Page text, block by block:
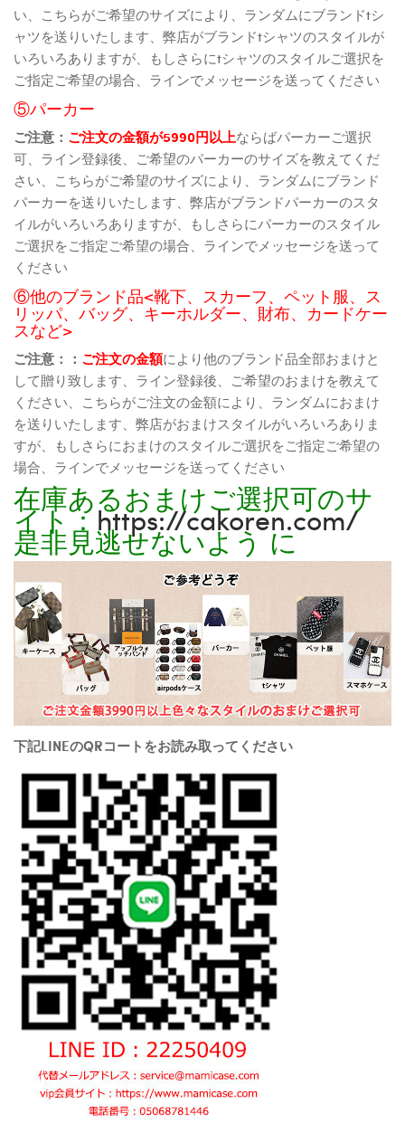
い、こちらがご希望のサイズにより、ランダムにブランドtシ
ャツを送りいたします、弊店がブランドtシャツのスタイルが
いろいろありますが、もしさらにtシャツのスタイルご選択を
ご指定ご希望の場合、ラインでメッセージを送ってください
⑤パーカー
ご注意： ご注文の金額が5990円以上ならばパーカーご選択
可、ライン登録後、ご希望のパーカーのサイズを教えてくだ
さい、こちらがご希望のサイズにより、ランダムにブランド
パーカーを送りいたします、弊店がブランドパーカーのスタ
イルがいろいろありますが、もしさらにパーカーのスタイル
ご選択をご指定ご希望の場合、ラインでメッセージを送って
ください
⑥他のブランド品<靴下、スカーフ、ペット服、ス
リッパ、バッグ、キーホルダー、財布、カードケー
スなど>
ご注意：： ご注文の金額により他のブランド品全部おまけと
して贈り致します、ライン登録後、ご希望のおまけを教えて
ください、こちらがご注文の金額により、ランダムにおまけ
を送りいたします、弊店がおまけスタイルがいろいろありま
すが、もしさらにおまけのスタイルご選択をご指定ご希望の
場合、ラインでメッセージを送ってください
在庫あるおまけご選択可のサ
イト：https://cakoren.com/
是非見逃せないよう に
下記LINEのQRコートをお読み取ってください